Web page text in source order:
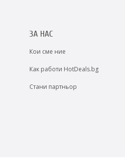
ЗА НАС
Кои сме ние
Как работи HotDeals.bg
Стани партньор